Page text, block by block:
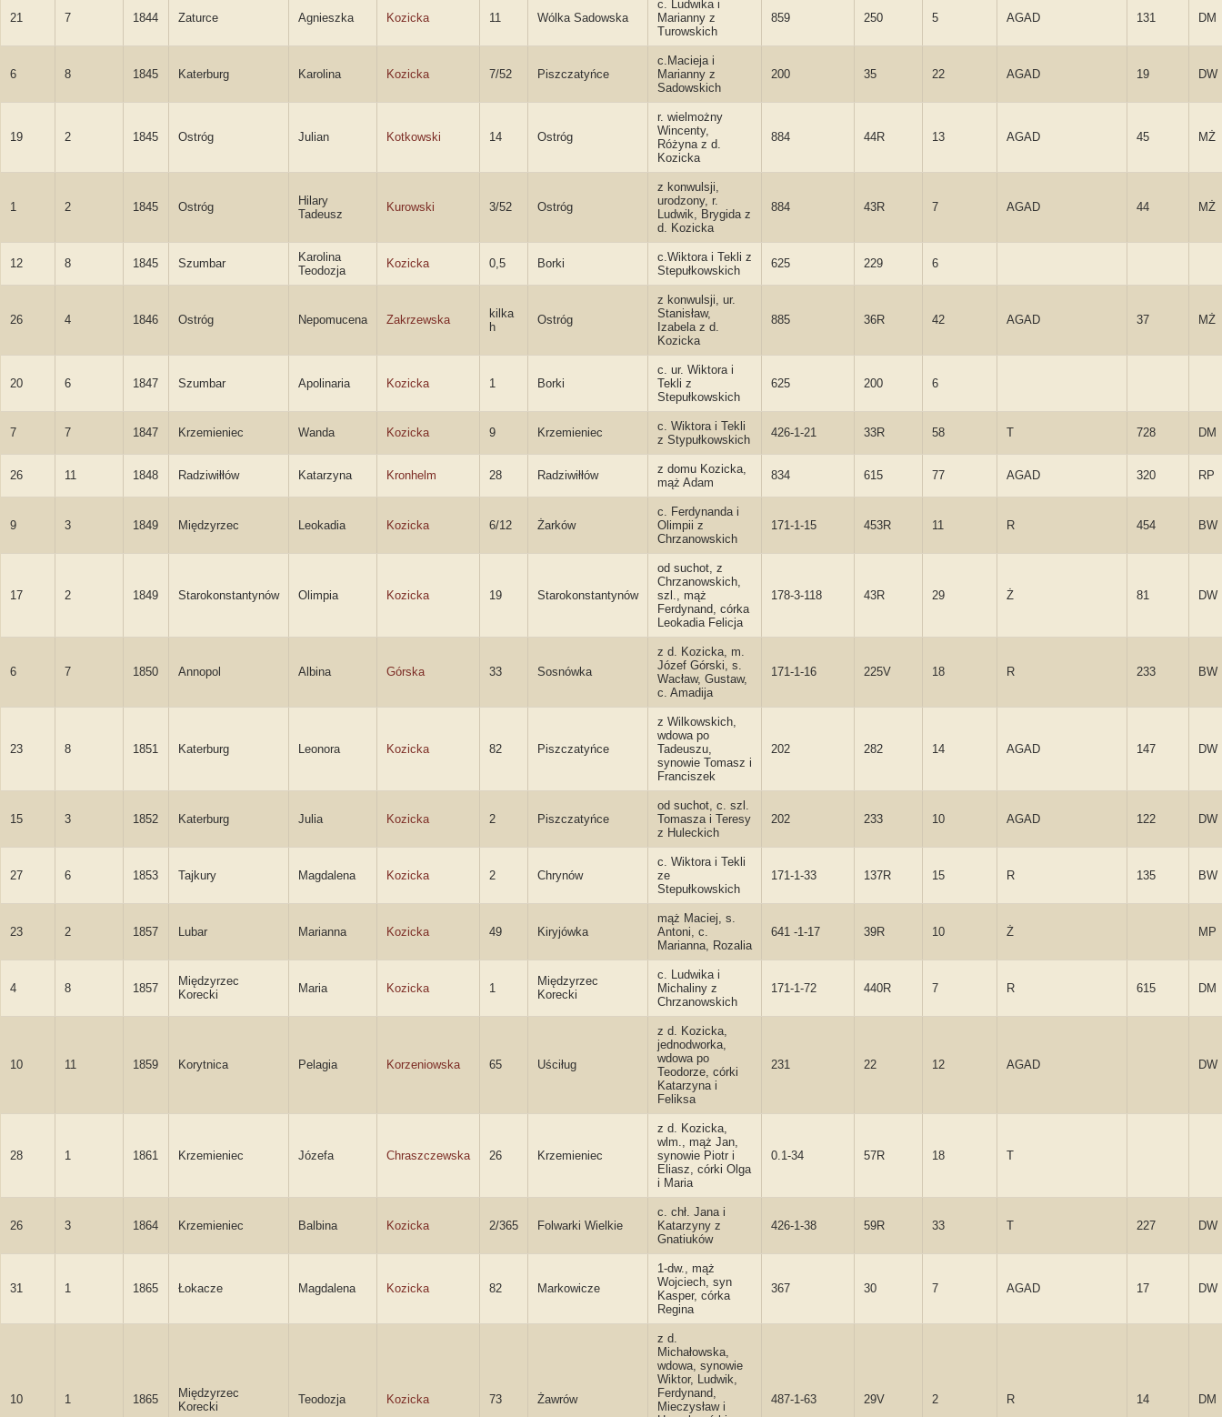
21 7 1844 Zaturce Agnieszka Kozicka 11 Wólka Sadowska
c. Ludwika i
Marianny z
Turowskich
859 250 5 AGAD 131 DM
6 8 1845 Katerburg Karolina Kozicka 7/52 Piszczatyńce
c.Macieja i
Marianny z
Sadowskich
200 35 22 AGAD 19 DW
19 2 1845 Ostróg Julian Kotkowski 14 Ostróg
r. wielmożny
Wincenty,
Różyna z d.
Kozicka
884 44R 13 AGAD 45 MŻ
1 2 1845 Ostróg
Hilary
Tadeusz
Kurowski 3/52 Ostróg
z konwulsji,
urodzony, r.
Ludwik, Brygida z
d. Kozicka
884 43R 7 AGAD 44 MŻ
12 8 1845 Szumbar
Karolina
Teodozja
Kozicka 0,5 Borki
c.Wiktora i Tekli z
Stepułkowskich
625 229 6
26 4 1846 Ostróg Nepomucena Zakrzewska
kilka
h
Ostróg
z konwulsji, ur.
Stanisław,
Izabela z d.
Kozicka
885 36R 42 AGAD 37 MŻ
20 6 1847 Szumbar Apolinaria Kozicka 1 Borki
c. ur. Wiktora i
Tekli z
Stepułkowskich
625 200 6
7 7 1847 Krzemieniec Wanda Kozicka 9 Krzemieniec
c. Wiktora i Tekli
z Stypułkowskich
426-1-21 33R 58 T 728 DM
26 11 1848 Radziwiłłów Katarzyna Kronhelm 28 Radziwiłłów
z domu Kozicka,
mąż Adam
834 615 77 AGAD 320 RP
9 3 1849 Międzyrzec Leokadia Kozicka 6/12 Żarków
c. Ferdynanda i
Olimpii z
Chrzanowskich
171-1-15 453R 11 R 454 BW
17 2 1849 Starokonstantynów Olimpia Kozicka 19 Starokonstantynów
od suchot, z
Chrzanowskich,
szl., mąż
Ferdynand, córka
Leokadia Felicja
178-3-118 43R 29 Ż 81 DW
6 7 1850 Annopol Albina Górska 33 Sosnówka
z d. Kozicka, m.
Józef Górski, s.
Wacław, Gustaw,
c. Amadija
171-1-16 225V 18 R 233 BW
23 8 1851 Katerburg Leonora Kozicka 82 Piszczatyńce
z Wilkowskich,
wdowa po
Tadeuszu,
synowie Tomasz i
Franciszek
202 282 14 AGAD 147 DW
15 3 1852 Katerburg Julia Kozicka 2 Piszczatyńce
od suchot, c. szl.
Tomasza i Teresy
z Huleckich
202 233 10 AGAD 122 DW
27 6 1853 Tajkury Magdalena Kozicka 2 Chrynów
c. Wiktora i Tekli
ze
Stepułkowskich
171-1-33 137R 15 R 135 BW
23 2 1857 Lubar Marianna Kozicka 49 Kiryjówka
mąż Maciej, s.
Antoni, c.
Marianna, Rozalia
641 -1-17 39R 10 Ż MP
4 8 1857
Międzyrzec
Korecki
Maria Kozicka 1
Międzyrzec
Korecki
c. Ludwika i
Michaliny z
Chrzanowskich
171-1-72 440R 7 R 615 DM
10 11 1859 Korytnica Pelagia Korzeniowska 65 Uściług
z d. Kozicka,
jednodworka,
wdowa po
Teodorze, córki
Katarzyna i
Feliksa
231 22 12 AGAD DW
28 1 1861 Krzemieniec Józefa Chraszczewska 26 Krzemieniec
z d. Kozicka,
wlm., mąż Jan,
synowie Piotr i
Eliasz, córki Olga
i Maria
0.1-34 57R 18 T
26 3 1864 Krzemieniec Balbina Kozicka 2/365 Folwarki Wielkie
c. chł. Jana i
Katarzyny z
Gnatiuków
426-1-38 59R 33 T 227 DW
31 1 1865 Łokacze Magdalena Kozicka 82 Markowicze
1-dw., mąż
Wojciech, syn
Kasper, córka
Regina
367 30 7 AGAD 17 DW
10 1 1865
Międzyrzec
Korecki
Teodozja Kozicka 73 Żawrów
z d.
Michałowska,
wdowa, synowie
Wiktor, Ludwik,
Ferdynand,
Mieczysław i
487-1-63 29V 2 R 14 DM